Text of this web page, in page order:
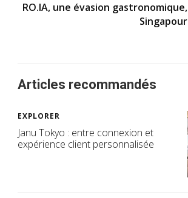
RO.IA, une évasion gastronomique,
Singapour
Articles recommandés
EXPLORER
Janu Tokyo : entre connexion et
expérience client personnalisée